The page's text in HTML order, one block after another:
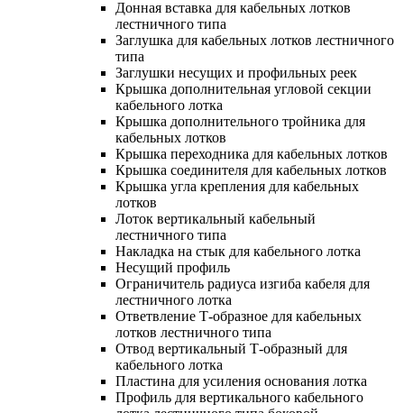
Донная вставка для кабельных лотков
лестничного типа
Заглушка для кабельных лотков лестничного
типа
Заглушки несущих и профильных реек
Крышка дополнительная угловой секции
кабельного лотка
Крышка дополнительного тройника для
кабельных лотков
Крышка переходника для кабельных лотков
Крышка соединителя для кабельных лотков
Крышка угла крепления для кабельных
лотков
Лоток вертикальный кабельный
лестничного типа
Накладка на стык для кабельного лотка
Несущий профиль
Ограничитель радиуса изгиба кабеля для
лестничного лотка
Ответвление Т-образное для кабельных
лотков лестничного типа
Отвод вертикальный Т-образный для
кабельного лотка
Пластина для усиления основания лотка
Профиль для вертикального кабельного